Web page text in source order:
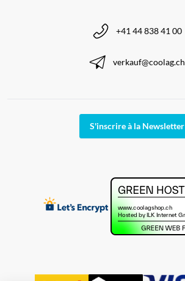
+41 44 838 41 00
verkauf@coolag.ch
S'inscrire à la Newsletter